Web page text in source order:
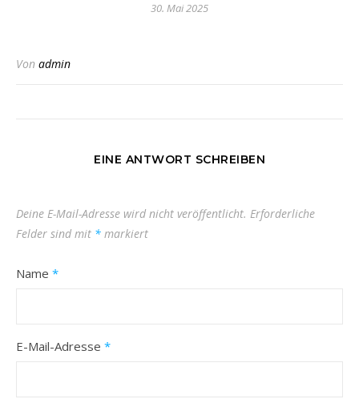
30. Mai 2025
Von admin
EINE ANTWORT SCHREIBEN
Deine E-Mail-Adresse wird nicht veröffentlicht. Erforderliche
Felder sind mit * markiert
Name *
E-Mail-Adresse *